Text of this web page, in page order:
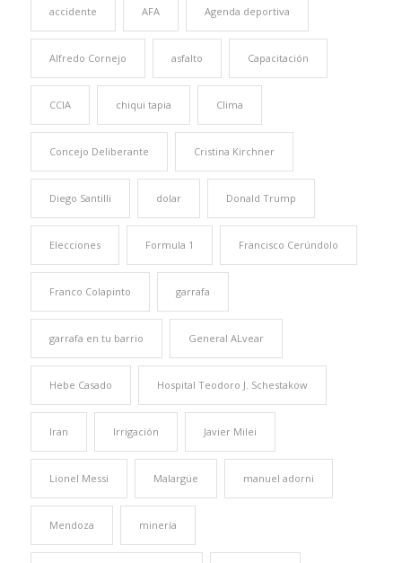
accidente AFA Agenda deportiva
Alfredo Cornejo asfalto Capacitación
CCIA chiqui tapia Clima
Concejo Deliberante Cristina Kirchner
Diego Santilli dolar Donald Trump
Elecciones Formula 1 Francisco Cerúndolo
Franco Colapinto garrafa
garrafa en tu barrio General ALvear
Hebe Casado Hospital Teodoro J. Schestakow
Iran Irrigación Javier Milei
Lionel Messi Malargüe manuel adorni
Mendoza minería